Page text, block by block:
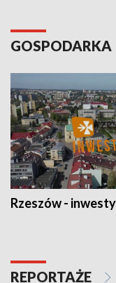
GOSPODARKA
Rzeszów -
REPORTAŻE